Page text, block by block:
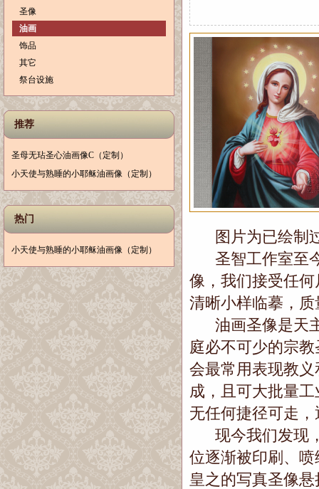
圣像
油画
饰品
其它
祭台设施
推荐
圣母无玷圣心油画像C（定制）
小天使与熟睡的小耶稣油画像（定制）
热门
小天使与熟睡的小耶稣油画像（定制）
图片为已绘制
圣智工作室至今
像，我们接受任
清晰小样临摹，质
油画圣像是天主
庭必不可少的宗
会最常用表现教
成，且可大批量
无任何捷径可走
现今我们发现，
位逐渐被印刷、
皇之的写真圣像